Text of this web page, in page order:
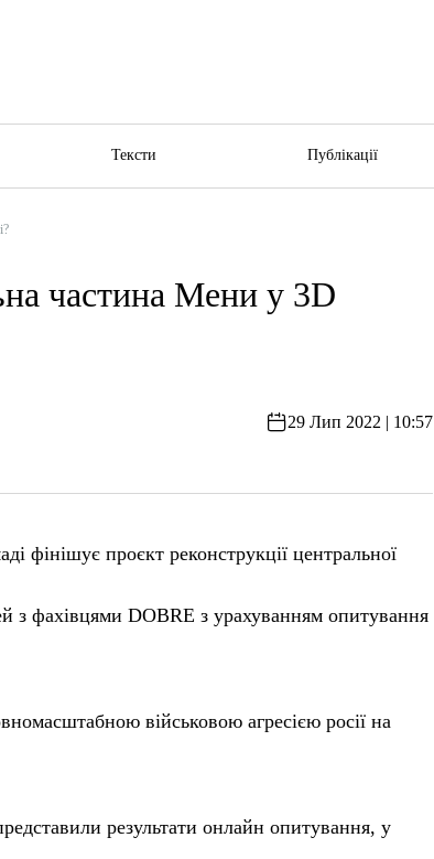
Тексти Публікації
частина Мени у 3D
29 Лип 2022 | 10:57
фінішує проєкт реконструкції центральної
з фахівцями DOBRE з урахуванням опитування
військовою агресією росії на
результати онлайн опитування, у